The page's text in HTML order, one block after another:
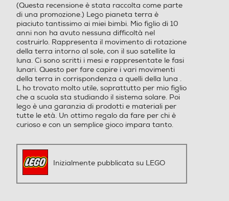
(Questa recensione è stata raccolta come parte
di una promozione.) Lego pianeta terra è
piaciuto tantissimo ai miei bimbi. Mio figlio di 10
anni non ha avuto nessuna difficoltà nel
costruirlo. Rappresenta il movimento di rotazione
della terra intorno al sole, con il suo satellite la
luna. Ci sono scritti i mesi e rappresentate le fasi
lunari. Questo per fare capire i vari movimenti
della terra in corrispondenza a quelli della luna .
L ho trovato molto utile, soprattutto per mio figlio
che a scuola sta studiando il sistema solare. Poi
lego è una garanzia di prodotti e materiali per
tutte le età. Un ottimo regalo da fare per chi è
curioso e con un semplice gioco impara tanto.
Inizialmente pubblicata su LEGO